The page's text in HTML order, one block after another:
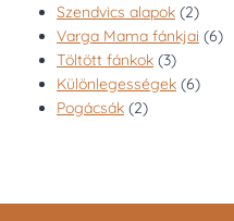
Szendvics alapok 22
termék
Varga Mama fánkjai 66
Töltött fánkok 33
termék
Különlegességek 66
Pogácsák 22